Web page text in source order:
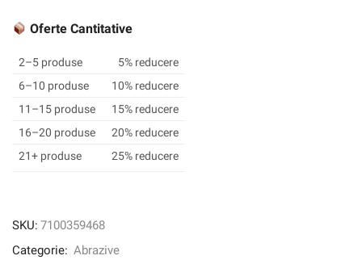
Brite
Precision
Heavy
Duty
Suprafață
Disc,
HD-
127
x
Oferte Cantitative
2–5 produse
5% reducere
6–10 produse
10% reducere
11–15 produse
15% reducere
16–20 produse
20% reducere
21+ produse
25% reducere
SKU: 7100359468
Categorie: Abrazive